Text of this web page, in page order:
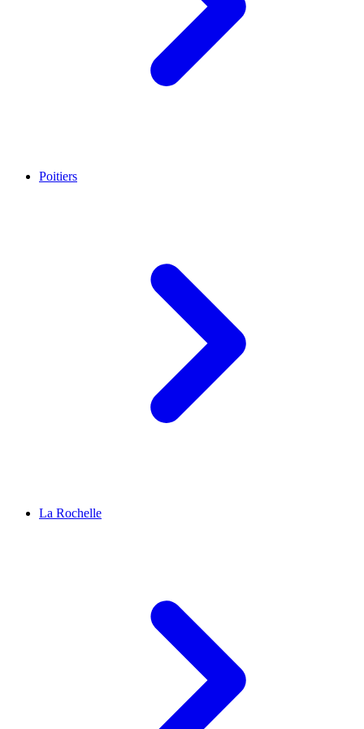
Poitiers
La Rochelle